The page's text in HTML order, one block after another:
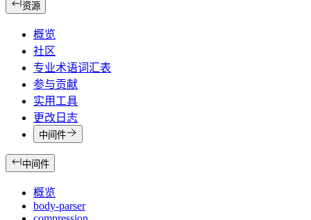
资源
概览
社区
专业术语词汇表
参与贡献
实用工具
更改日志
中间件
中间件
概览
body-parser